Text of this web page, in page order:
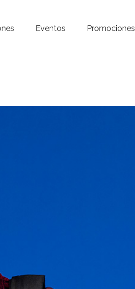
Eventos Promociones